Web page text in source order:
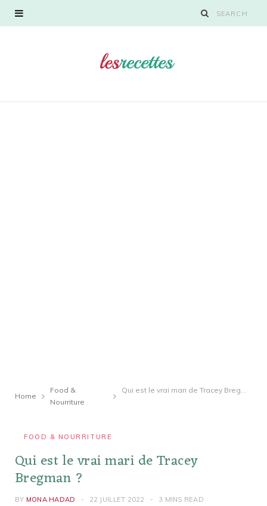
Home
Food &
Nourriture
Qui est le vrai mari de Tracey Bregman ?
FOOD & NOURRITURE
Qui est le vrai mari de Tracey
Bregman ?
BY MONA HADAD 22 JUILLET 2022 3 MINS READ